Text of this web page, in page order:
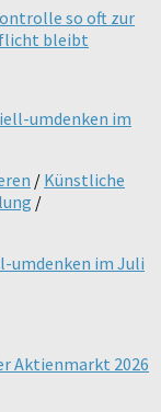
so oft zur
bleibt
/ Künstliche
/
umdenken im Juli